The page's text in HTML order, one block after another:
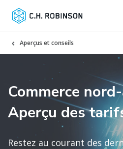
Aperçus et conseils
Commerce
Aperçu des
Restez au courant des